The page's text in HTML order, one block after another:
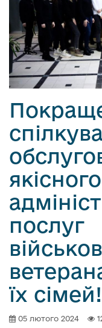
послуг
їх сімей!
05 лютого 2024